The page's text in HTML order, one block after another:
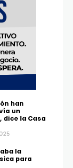
han
un
dice la Casa
la
para